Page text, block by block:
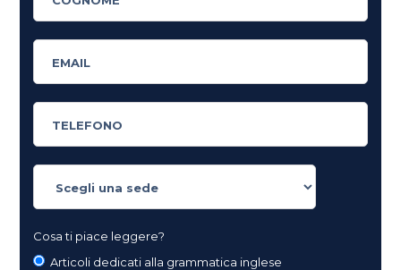
Cosa ti piace leggere?
Articoli dedicati alla grammatica inglese